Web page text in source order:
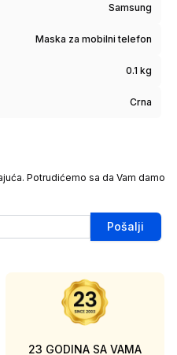
Samsung
Maska za mobilni telefon
0.1 kg
Crna
Potrudićemo sa da Vam damo
Pošalji
23 GODINA SA VAMA